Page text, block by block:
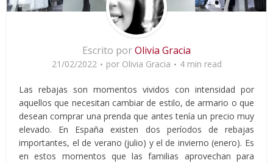
Escrito porOlivia Gracia
21/02/2022 por Olivia Gracia 4 min read
Las rebajas son momentos vividos con intensidad por
aquellos que necesitan cambiar de estilo, de armario o que
desean comprar una prenda que antes tenía un precio muy
elevado. En España existen dos períodos de rebajas
importantes, el de verano (julio) y el de invierno (enero). Es
en estos momentos que las familias aprovechan para